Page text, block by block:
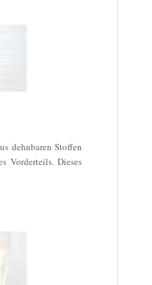
dehnbaren Stoffen
Vorderteils. Dieses